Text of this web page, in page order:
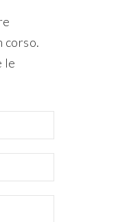
corso.
le